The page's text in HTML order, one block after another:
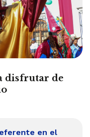
disfrutar de
en el